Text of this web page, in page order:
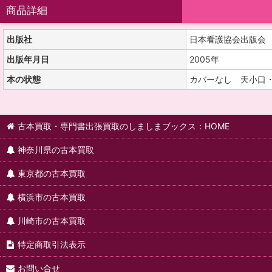
商品詳細
出版社
日本看護協会出版会
出版年月日
2005年
本の状態
カバーなし 天小口
古本買取・専門書出張買取のしましまブックス：HOME
神奈川県の古本買取
東京都の古本買取
横浜市の古本買取
川崎市の古本買取
特定商取引法表示
お問い合せ